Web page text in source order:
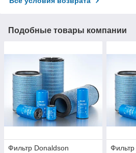
Подобные товары компании
Фильтр Donaldson